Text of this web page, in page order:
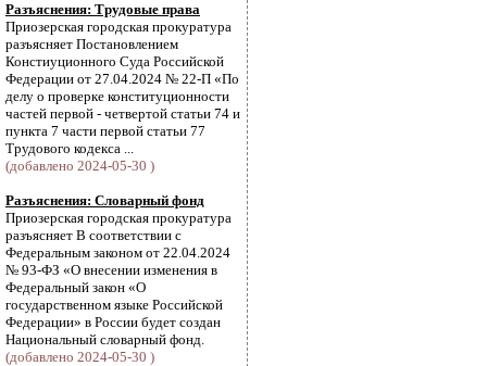
Разъяснения: Трудовые права
Приозерская городская прокуратура
разъясняет Постановлением
Констиуционного Суда Российской
Федерации от 27.04.2024 № 22-П «По
делу о проверке конституционности
частей первой - четвертой статьи 74 и
пункта 7 части первой статьи 77
Трудового кодекса ...
(добавлено 2024-05-30 )
Разъяснения: Словарный фонд
Приозерская городская прокуратура
разъясняет В соответствии с
Федеральным законом от 22.04.2024
№ 93-ФЗ «О внесении изменения в
Федеральный закон «О
государственном языке Российской
Федерации» в России будет создан
Национальный словарный фонд.
(добавлено 2024-05-30 )